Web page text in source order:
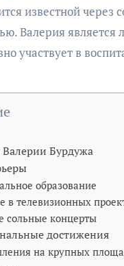
известной через
Валерия является
участвует в
Бурдужа
образование
в телевизионных
сольные концерты
достижения
на крупных